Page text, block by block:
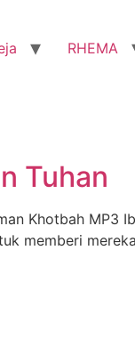
RHEMA
Tuhan
Khotbah MP3
memberi